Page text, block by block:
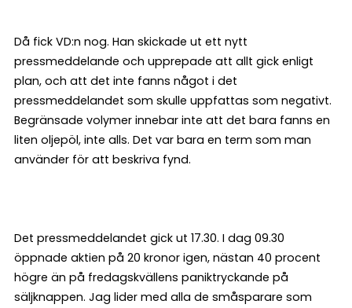
Då fick VD:n nog. Han skickade ut ett nytt
pressmeddelande och upprepade att allt gick enligt
plan, och att det inte fanns något i det
pressmeddelandet som skulle uppfattas som negativt.
Begränsade volymer innebar inte att det bara fanns en
liten oljepöl, inte alls. Det var bara en term som man
använder för att beskriva fynd.
Det pressmeddelandet gick ut 17.30. I dag 09.30
öppnade aktien på 20 kronor igen, nästan 40 procent
högre än på fredagskvällens paniktryckande på
säljknappen. Jag lider med alla de småsparare som